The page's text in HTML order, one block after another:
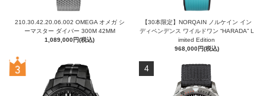
210.30.42.20.06.002 OMEGA オメガ シ
ーマスター ダイバー 300M 42MM
1,089,000円(税込)
【30本限定】NORQAIN ノルケイン イン
ディペンデンス ワイルドワン “HARADA” L
imited Edition
968,000円(税込)
4